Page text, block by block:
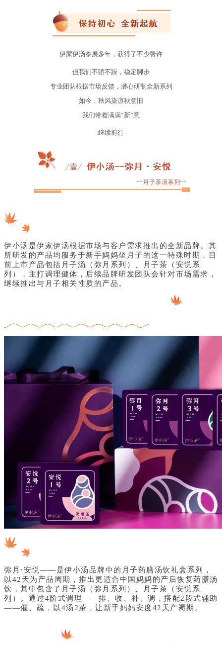
伊家伊汤参展多年，获得了不少赞许
但我们不骄不躁，稳定脚步
专业团队根据市场反馈，潜心研制全新系列
如今，秋风染凉秋意旧
我们带着满满“新”意
继续前行
伊小汤是伊家伊汤根据市场与客户需求推出的全新品牌。其
所研发的产品均服务于新手妈妈坐月子的这一特殊时期，目
前上市产品包括月子汤（弥月系列）、月子茶（安悦系
列），主打调理健体，后续品牌研发团队会针对市场需求，
继续推出与月子相关性质的产品。
弥月·安悦——是伊小汤品牌中的月子药膳汤饮礼盒系列，
以42天为产品周期，推出更适合中国妈妈的产后恢复药膳汤
饮，其中包含了月子汤（弥月系列）、月子茶（安悦系
列）。通过4阶式调理——排、收、补、调，搭配2段式辅助
——催、疏，以4汤2茶，让新手妈妈安度42天产褥期。